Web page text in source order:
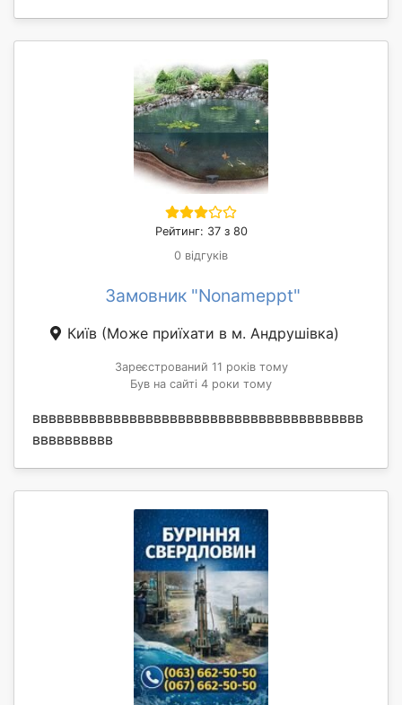
Рейтинг: 37 з 80
0 відгуків
Замовник "Nonameppt"
Київ (Може приїхати в м. Андрушівка)
Зареєстрований 11 років тому
Був на сайті 4 роки тому
ввввввввввввввввввввввввввввввввввввввввв
вввввввввв